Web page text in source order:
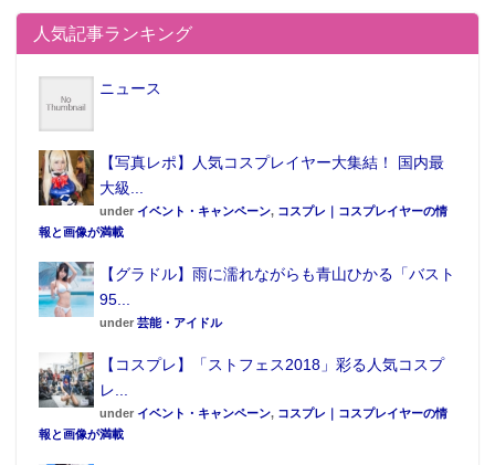
人気記事ランキング
ニュース
【写真レポ】人気コスプレイヤー大集結！ 国内最
大級...
under イベント・キャンペーン, コスプレ｜コスプレイヤーの情
報と画像が満載
【グラドル】雨に濡れながらも青山ひかる「バスト
95...
under 芸能・アイドル
【コスプレ】「ストフェス2018」彩る人気コスプ
レ...
under イベント・キャンペーン, コスプレ｜コスプレイヤーの情
報と画像が満載